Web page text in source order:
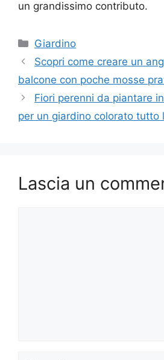
un grandissimo contributo.
Categorie
Giardino
Scopri come creare un
balcone con poche mosse
Fiori perenni da piantare
per un giardino colorato tutto
Lascia un